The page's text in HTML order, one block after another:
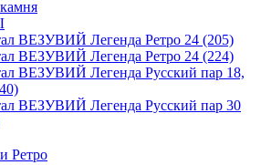
ВЕЗУВИЙ Легенда Ретро 24 (205)
ВЕЗУВИЙ Легенда Ретро 24 (224)
ВЕЗУВИЙ Легенда Русский пар 18,
ВЕЗУВИЙ Легенда Русский пар 30
Ретро